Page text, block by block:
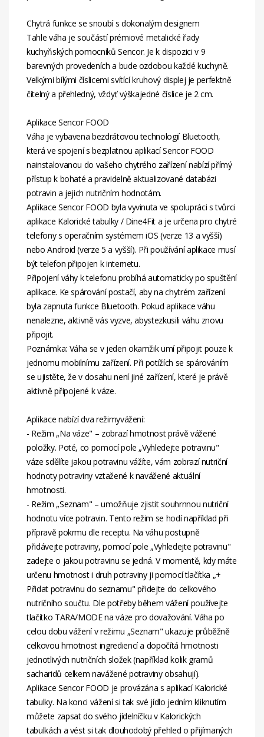
Chytrá funkce se snoubí s dokonalým designem
Tahle váha je součástí prémiové metalické řady
kuchyňských pomocníků Sencor. Je k dispozici v 9
barevných provedeních a bude ozdobou každé kuchyně.
Velkými bílými číslicemi svítící kruhový displej je perfektně
čitelný a přehledný, vždyť výškajedné číslice je 2 cm.
Aplikace Sencor FOOD
Váha je vybavena bezdrátovou technologií Bluetooth,
která ve spojení s bezplatnou aplikací Sencor FOOD
nainstalovanou do vašeho chytrého zařízení nabízí přímý
přístup k bohaté a pravidelně aktualizované databázi
potravin a jejich nutričním hodnotám.
Aplikace Sencor FOOD byla vyvinuta ve spolupráci s tvůrci
aplikace Kalorické tabulky / Dine4Fit a je určena pro chytré
telefony s operačním systémem iOS (verze 13 a vyšší)
nebo Android (verze 5 a vyšší). Při používání aplikace musí
být telefon připojen k internetu.
Připojení váhy k telefonu probíhá automaticky po spuštění
aplikace. Ke spárování postačí, aby na chytrém zařízení
byla zapnuta funkce Bluetooth. Pokud aplikace váhu
nenalezne, aktivně vás vyzve, abystezkusili váhu znovu
připojit.
Poznámka: Váha se v jeden okamžik umí připojit pouze k
jednomu mobilnímu zařízení. Při potížích se spárováním
se ujistěte, že v dosahu není jiné zařízení, které je právě
aktivně připojené k váze.
Aplikace nabízí dva režimyvážení:
- Režim „Na váze" – zobrazí hmotnost právě vážené
položky. Poté, co pomocí pole „Vyhledejte potravinu"
váze sdělíte jakou potravinu vážíte, vám zobrazí nutriční
hodnoty potraviny vztažené k navážené aktuální
hmotnosti.
- Režim „Seznam" – umožňuje zjistit souhrnnou nutriční
hodnotu více potravin. Tento režim se hodí například při
přípravě pokrmu dle receptu. Na váhu postupně
přidávejte potraviny, pomocí pole „Vyhledejte potravinu"
zadejte o jakou potravinu se jedná. V momentě, kdy máte
určenu hmotnost i druh potraviny ji pomocí tlačítka „+
Přidat potravinu do seznamu" přidejte do celkového
nutričního součtu. Dle potřeby během vážení používejte
tlačítko TARA/MODE na váze pro dovažování. Váha po
celou dobu vážení v režimu „Seznam" ukazuje průběžně
celkovou hmotnost ingrediencí a dopočítá hmotnosti
jednotlivých nutričních složek (například kolik gramů
sacharidů celkem navážené potraviny obsahují).
Aplikace Sencor FOOD je provázána s aplikací Kalorické
tabulky. Na konci vážení si tak své jídlo jedním kliknutím
můžete zapsat do svého jídelníčku v Kalorických
tabulkách a vést si tak dlouhodobý přehled o přijímaných